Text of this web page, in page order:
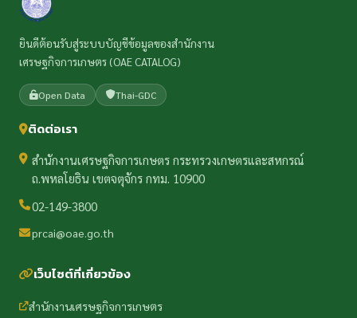
ยินดีต้อนรับสู่ระบบบัญชีข้อมูลของสำนักงาน
เศรษฐกิจการเกษตร (OAE CATALOG)
Open Data Thai-GDC
ติดต่อเรา
สำนักงานเศรษฐกิจการเกษตร กระทรวงเกษตรและสหกรณ์
ถ.พหลโยธิน เขตจตุจักร กทม. 10900
02-149-3800
prcai@oae.go.th
เว็บไซต์ที่เกี่ยวข้อง
สำนักงานเศรษฐกิจการเกษตร